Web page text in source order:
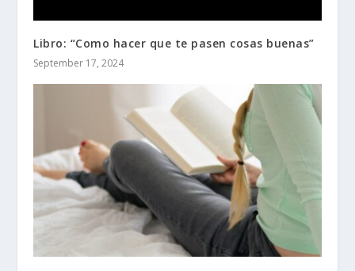
Libro: “Como hacer que te pasen cosas buenas”
September 17, 2024